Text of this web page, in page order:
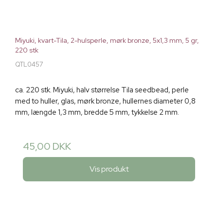
Miyuki, kvart-Tila, 2-hulsperle, mørk bronze, 5x1,3 mm, 5 gr,
220 stk
QTL0457
ca. 220 stk. Miyuki, halv størrelse Tila seedbead, perle
med to huller, glas, mørk bronze, hullernes diameter 0,8
mm, længde 1,3 mm, bredde 5 mm, tykkelse 2 mm.
45,00 DKK
Vis produkt